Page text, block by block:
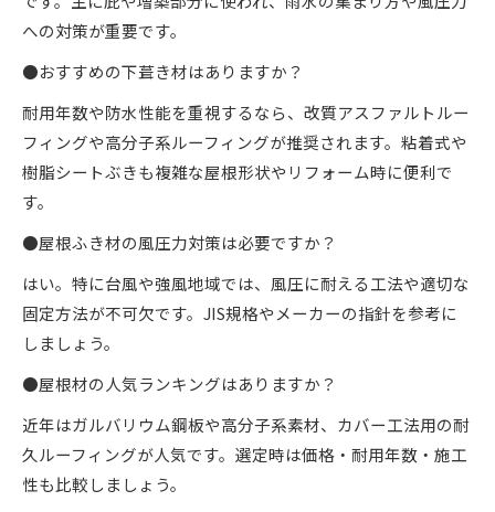
への対策が重要です。
●おすすめの下葺き材はありますか？
耐用年数や防水性能を重視するなら、改質アスファルトルー
フィングや高分子系ルーフィングが推奨されます。粘着式や
樹脂シートぶきも複雑な屋根形状やリフォーム時に便利で
す。
●屋根ふき材の風圧力対策は必要ですか？
はい。特に台風や強風地域では、風圧に耐える工法や適切な
固定方法が不可欠です。JIS規格やメーカーの指針を参考に
しましょう。
●屋根材の人気ランキングはありますか？
近年はガルバリウム鋼板や高分子系素材、カバー工法用の耐
久ルーフィングが人気です。選定時は価格・耐用年数・施工
性も比較しましょう。